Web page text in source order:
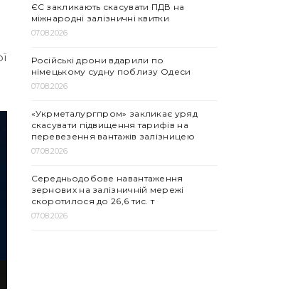
ЄС закликають скасувати ПДВ на
міжнародні залізничні квитки
07.08.2026
Російські дрони вдарили по
німецькому судну поблизу Одеси
07.08.2026
«Укрметалургпром» закликає уряд
скасувати підвищення тарифів на
перевезення вантажів залізницею
07.08.2026
Середньодобове навантаження
зернових на залізничній мережі
скоротилося до 26,6 тис. т
07.08.2026